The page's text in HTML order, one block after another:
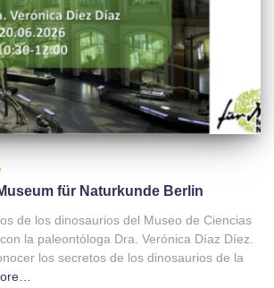
für Naturkunde Berlin
de los dinosaurios del Museo de Ciencias
la paleontóloga Dra. Verónica Díaz Díez.
los secretos de los dinosaurios de la